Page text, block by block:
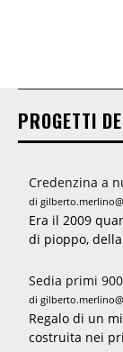
PROGETTI
Credenzina a
di
Era il 2009
di pioppo,
Sedia primi
di
Regalo di un
costruita nei